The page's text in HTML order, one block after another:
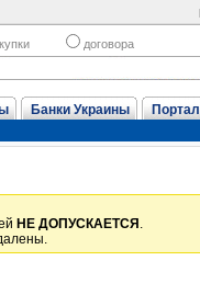
договора
Банки Украины Портал
НЕ ДОПУСКАЕТСЯ .